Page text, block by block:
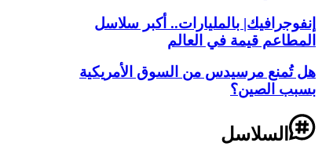
إنفوجرافيك| بالمليارات.. أكبر سلاسل
المطاعم قيمة في العالم
هل تُمنع مرسيدس من السوق الأمريكية
بسبب الصين؟
السلاسل